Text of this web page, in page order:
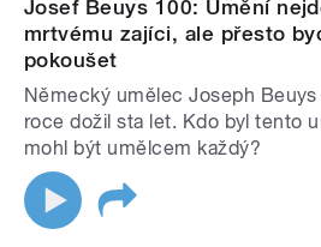
Josef Beuys 100: Umění
mrtvému zajíci, ale přesto
pokoušet
Německý umělec Joseph
roce dožil sta let. Kdo byl tento
mohl být umělcem každý?